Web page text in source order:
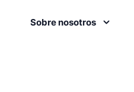
Sobre nosotros